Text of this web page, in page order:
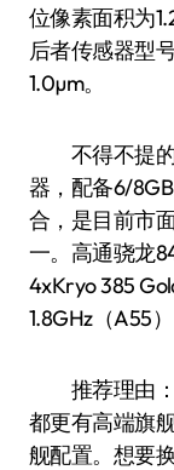
位像素面积为
后者传感器型
1.0µm。
不得不提的
器，配备6/
合，是目前市
一。高通骁龙
4xKryo 385
1.8GHz（A55
推荐理由：
都更有高端旗
舰配置。想要